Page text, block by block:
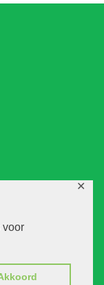
voor
✕